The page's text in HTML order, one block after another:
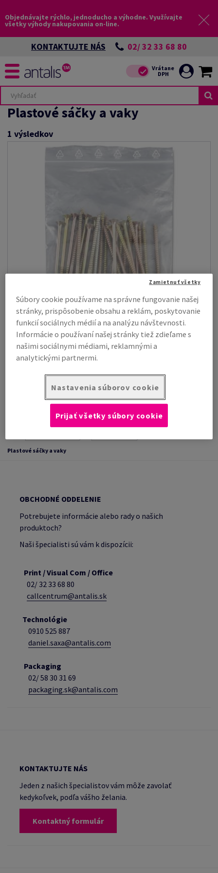
Objednávajte rýchlo, jednoducho a výhodne. Využívajte
všetky výhody nakupovania on-line.
KONTAKTUJTE NÁS 02/ 32 33 68 80
Plastové sáčky a vaky
1 výsledkov
Zipové sáčky Master'In Performance
páskami na jednoduché, r...
Plastové sáčky a vaky
OBCHODNÉ ODDELENIE
Potrebujete informácie alebo rady o našich
produktoch?
Naši špecialisti sú vám k dispozícii:
Print / Visual Com / Office
02/ 32 33 68 80
callcentrum@antalis.sk
Technológie
0910 525 887
daniel.saxa@antalis.com
Packaging
02/58 30 31 69
packaging.sk@antalis.com
KONTAKTUJTE NÁS
Jeden z našich špecialistov vám môže zavolať
kedykoľvek, podľa vášho želania.
Kontaktný formulár
Súbory cookie používame na správne fungovanie našej
stránky, prispôsobenie obsahu a reklám, poskytovanie
funkcií sociálnych médií a na analýzu návštevnosti.
Informácie o používaní našej stránky tiež zdieľame s
našimi sociálnymi médiami, reklamnými a
analytickými partnermi.
Nastavenia súborov cookie
Zamietnuť všetky
Prijať všetky súbory cookie